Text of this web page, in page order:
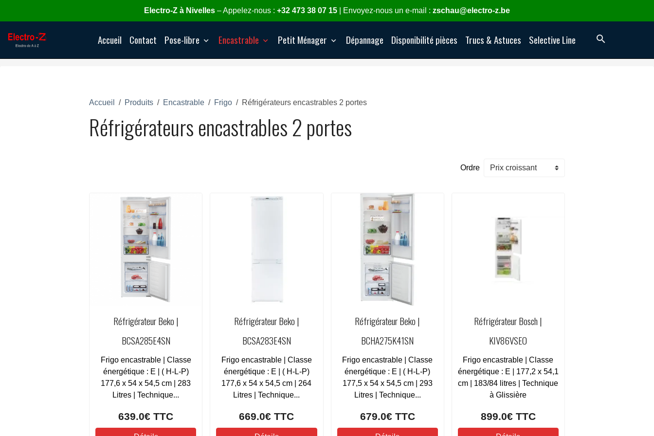
Electro-Z à Nivelles – Appelez-nous : +32 473 38 07 15 | Envoyez-nous un e-mail : zschau@electro-z.be
Accueil Contact Pose-libre Encastrable Petit Ménager Dépannage Disponibilité pièces Trucs & Astuces Selective Line
Accueil Produits Encastrable Frigo Réfrigérateurs encastrables 2 portes
Réfrigérateurs encastrables 2 portes
Ordre
Réfrigérateur Beko |
BCSA285E4SN
Frigo encastrable | Classe
énergétique : E | ( H-L-P)
177,6 x 54 x 54,5 cm | 283
Litres | Technique...
639.0€TTC
Réfrigérateur Beko |
BCSA283E4SN
Frigo encastrable | Classe
énergétique : E | ( H-L-P)
177,6 x 54 x 54,5 cm | 264
Litres | Technique...
669.0€TTC
Réfrigérateur Beko |
BCHA275K41SN
Frigo encastrable | Classe
énergétique : E | ( H-L-P)
177,5 x 54 x 54,5 cm | 293
Litres | Technique...
679.0€ TTC
Réfrigérateur Bosch |
KIV86VSEO
Frigo encastrable | Classe
énergétique : E | 177,2 x 54,1
cm | 183/84 litres | Technique
à Glissière
899.0€ TTC